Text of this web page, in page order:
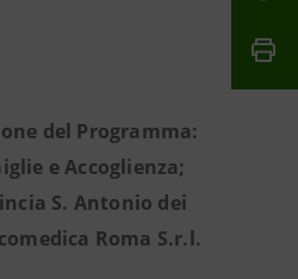
del Programma:
e Accoglienza;
S. Antonio dei
Roma S.r.l.